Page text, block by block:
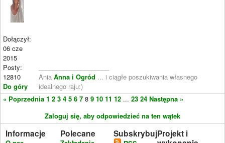
Dołączył:
06 cze
2015
Posty:
12810
Do góry
Ania Anna i Ogród ... i ciągłe poszukiwania własnego
idealnego raju:)
« Poprzednia 1 2 3 4 5 6 7 8 9 10 11 12 ... 23 24 Następna »
Zaloguj się, aby odpowiedzieć na ten wątek
Informacje Polecane SubskrybujProjekt i